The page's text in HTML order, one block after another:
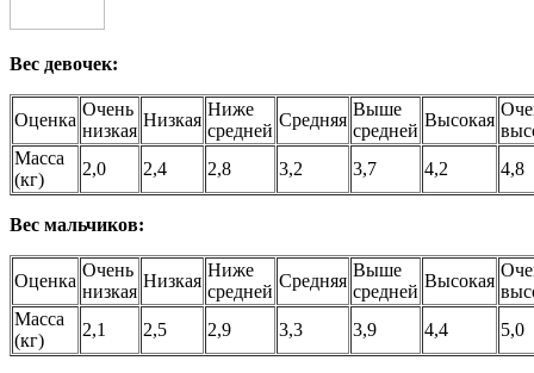
Вес девочек:
Оценка
Очень
низкая
Низкая
Ниже
средней
Средняя
Выше
средней
Высокая
Масса
(кг)
2,0 2,4 2,8 3,2 3,7 4,2 4,8
Вес мальчиков:
Оценка
Очень
низкая
Низкая
Ниже
средней
Средняя
Выше
средней
Высокая
Масса
(кг)
2,1 2,5 2,9 3,3 3,9 4,4 5,0